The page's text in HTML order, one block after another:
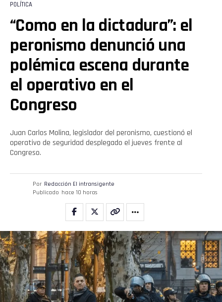
POLÍTICA
“Como en la dictadura”: el
peronismo denunció una
polémica escena durante
el operativo en el
Congreso
Juan Carlos Molina, legislador del peronismo, cuestionó el
operativo de seguridad desplegado el jueves frente al
Congreso.
Por Redacción El intransigente
Publicado hace 10 horas